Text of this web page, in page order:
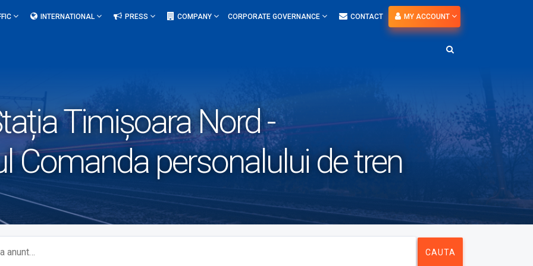
INTERNATIONAL PRESS COMPANY CORPORATE GOVERNANCE CONTACT MY ACCOUNT
Timișoara Nord -
Comanda personalului de tren